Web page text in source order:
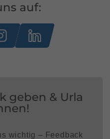
auf:
geben & Urla
wichtig – Feedback